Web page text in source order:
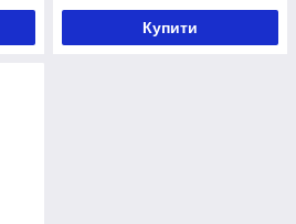
Купити